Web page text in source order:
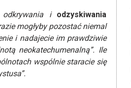
i
odzyskiwania
mogłyby pozostać niemal
i nadajecie im prawdziwie
neokatechumenalną”. Ile
wspólnie staracie się